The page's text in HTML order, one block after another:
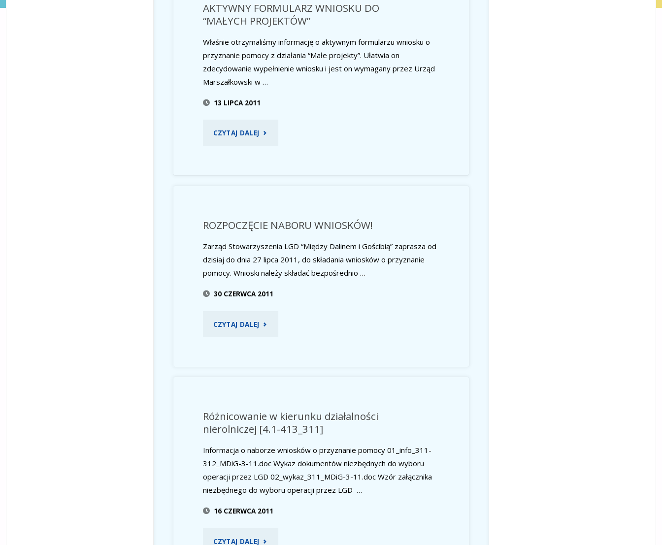
DO
“MAŁYCH
PROJEKTÓW”"
AKTYWNY FORMULARZ WNIOSKU DO
“MAŁYCH PROJEKTÓW”
Właśnie otrzymaliśmy informację o aktywnym formularzu wniosku o
przyznanie pomocy z działania “Małe projekty”. Ułatwia on
zdecydowanie wypełnienie wniosku i jest on wymagany przez Urząd
Marszałkowski w …
13 LIPCA 2011
CZYTAJ DALEJ "AKTYWNY
ROZPOCZĘCIE NABORU WNIOSKÓW!
Zarząd Stowarzyszenia LGD “Między Dalinem i Gościbią” zaprasza od
dzisiaj do dnia 27 lipca 2011, do składania wniosków o przyznanie
pomocy. Wnioski należy składać bezpośrednio …
30 CZERWCA 2011
CZYTAJ DALEJ "ROZPOCZĘCIE
Różnicowanie w kierunku działalności
nierolniczej [4.1-413_311]
Informacja o naborze wniosków o przyznanie pomocy 01_info_311-
312_MDiG-3-11.doc Wykaz dokumentów niezbędnych do wyboru
operacji przez LGD 02_wykaz_311_MDiG-3-11.doc Wzór załącznika
niezbędnego do wyboru operacji przez LGD …
16 CZERWCA 2011
CZYTAJ DALEJ "RÓŻNICOWANIE